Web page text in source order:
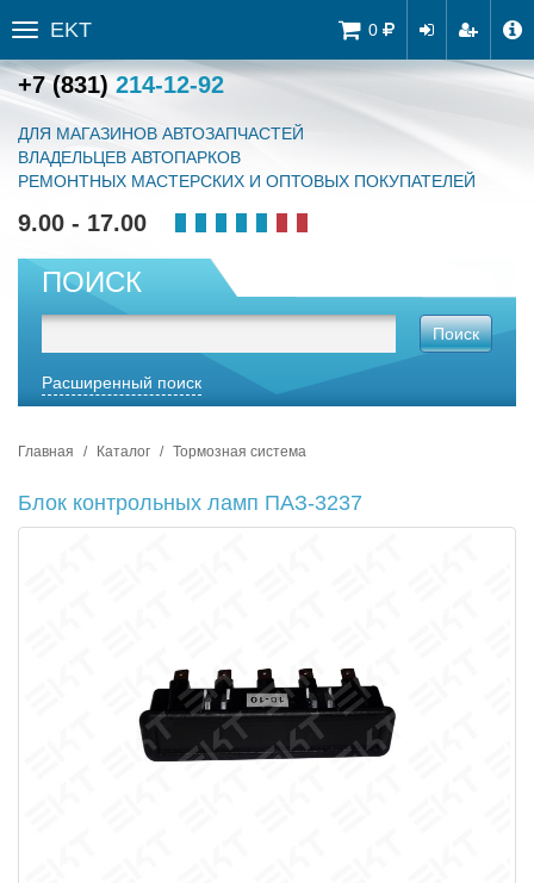
0
Toggle
sidebar
EKT
+7 (831) 214-12-92
ДЛЯ МАГАЗИНОВ АВТОЗАПЧАСТЕЙ
ВЛАДЕЛЬЦЕВ АВТОПАРКОВ
РЕМОНТНЫХ МАСТЕРСКИХ И ОПТОВЫХ ПОКУПАТЕЛЕЙ
9.00 - 17.00
ПОИСК
Поиск
Расширенный поиск
Главная Каталог Тормозная система
Блок контрольных ламп ПАЗ-3237